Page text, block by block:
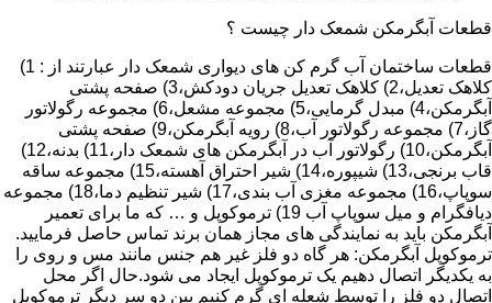
قطعات آبگرمکن شمعک دار چیست ؟
قطعات ساختمان آب گرم کن های دیواری شمعک دار عبارتند از : 1)
کلاهک تعدیل،2) کلاهک تعدیل جریان دودکش،3) صفحه پشتی
آبگرمکن،4) مبدل گرمایی،5) مجموعه مشعل،6) مجموعه رگولاتور
گاز،7) مجموعه رگولاتور آب،8) رویه آبگرمکن،9) صفحه پشتی
آبگرمکن،10) رگولاتور آب در آبگرمکن های شمعک دار،11) بدنه،12)
قاب برنجی،13) شیپوره،14) شیر احتراق آهسته،15) مجموعه ساقه
سوپاپ،16) مجموعه مغزی آب بندی،17) شیر تنظیم دما،18) مجموعه
دیافگرام و میل سوپاپ آب 19) ترموکوپل و … که ما برای تعمیر
آبگرمکن باید به نمایندگی های مجاز همان برند تماس حاصل فرمایید.
ترموکوپل آبگرمکن: هر گاه دو فلز غیر هم جنس مانند مس و روی را
به یکدیگر اتصال دهیم یک ترموکوپل ایجاد می شود.حال اگر محل
اتصال دو فلز را توسط شعله ای گرم کنیم بین دو سر دیگر ترموکوپل